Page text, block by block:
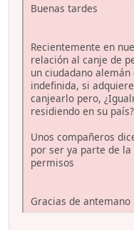
Buenas tardes
Recientemente en
relación al canje de
un ciudadano
indefinida, si
canjearlo pero,
residiendo en su
Unos compañeros
por ser ya parte de
permisos
Gracias de antemano